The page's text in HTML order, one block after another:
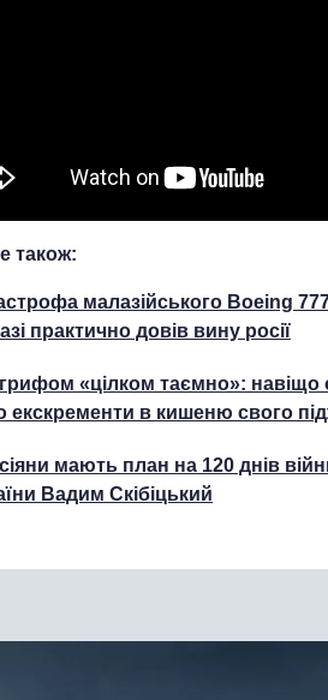
також:
малазійського Boeing
практично довів вину росії
«цілком таємно»: навіщо
екскременти в кишеню свого
мають план на 120 днів
Вадим Скібіцький